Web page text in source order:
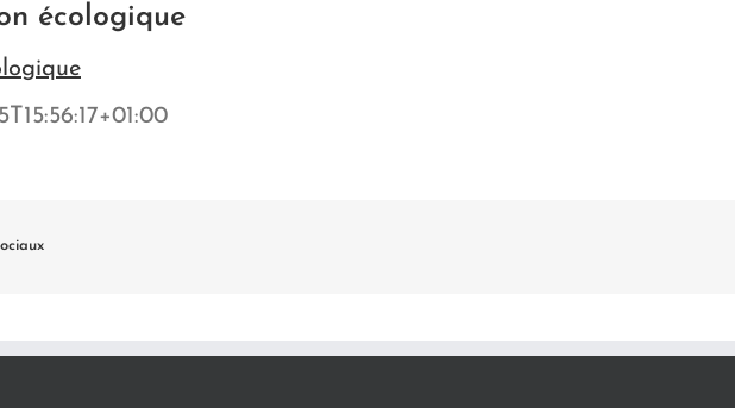
écologique